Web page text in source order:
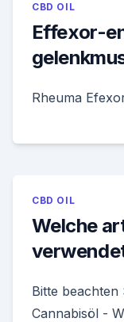
CBD OIL
Effexor-
Rheuma
CBD OIL
Welche
Bitte beachten
Cannabisöl -